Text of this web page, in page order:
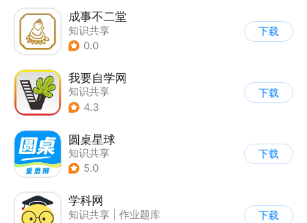
成事不二堂
知识共享
0.0
下载
我要自学网
知识共享
4.3
下载
圆桌星球
知识共享
5.0
下载
学科网
知识共享
作业题库
下载